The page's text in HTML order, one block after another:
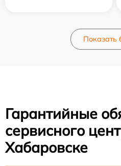
Показать
Гарантийные
сервисного
Хабаровске